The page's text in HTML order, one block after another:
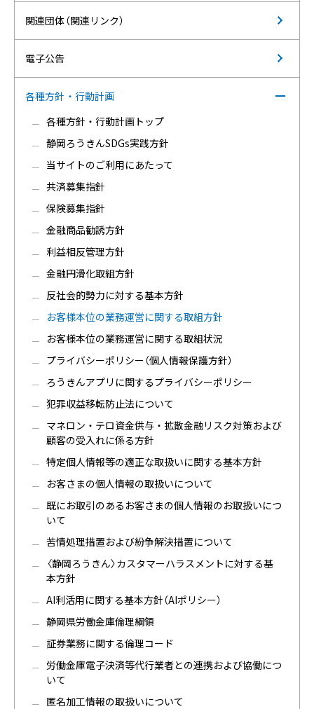
関連団体（関連リンク）
電子公告
各種方針・行動計画
各種方針・行動計画トップ
静岡ろうきんSDGs実践方針
当サイトのご利用にあたって
共済募集指針
保険募集指針
金融商品勧誘方針
利益相反管理方針
金融円滑化取組方針
反社会的勢力に対する基本方針
お客様本位の業務運営に関する取組方針
お客様本位の業務運営に関する取組状況
プライバシーポリシー（個人情報保護方針）
ろうきんアプリに関するプライバシーポリシー
犯罪収益移転防止法について
マネロン・テロ資金供与・拡散金融リスク対策および
顧客の受入れに係る方針
特定個人情報等の適正な取扱いに関する基本方針
お客さまの個人情報の取扱いについて
既にお取引のあるお客さまの個人情報のお取扱いにつ
いて
苦情処理措置および紛争解決措置について
〈静岡ろうきん〉カスタマーハラスメントに対する基
本方針
AI利活用に関する基本方針（AIポリシー）
静岡県労働金庫倫理綱領
証券業務に関する倫理コード
労働金庫電子決済等代行業者との連携および協働につ
いて
匿名加工情報の取扱いについて